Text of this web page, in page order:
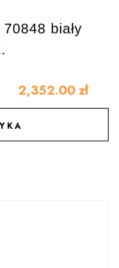
biały
2,352.00 zł